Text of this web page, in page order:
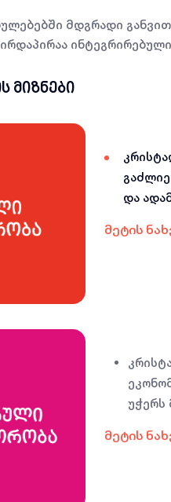
მდგრადი
მიზნები
და
ქალია
მეტის
უჭერს
მეტის